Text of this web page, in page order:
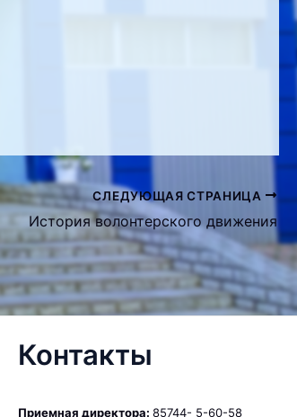
СЛЕДУЮЩАЯ СТРАНИЦА
История волонтерского движения
Контакты
Приемная директора: 85744- 5-60-58